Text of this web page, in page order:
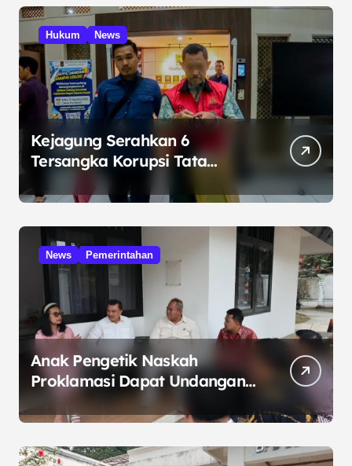
Hukum News
Kejagung Serahkan 6
Tersangka Korupsi Tata
Kelola Minyak ke Penuntut
Umum
News Pemerintahan
Anak Pengetik Naskah
Proklamasi Dapat Undangan
HUT RI dari Presiden
Prabowo